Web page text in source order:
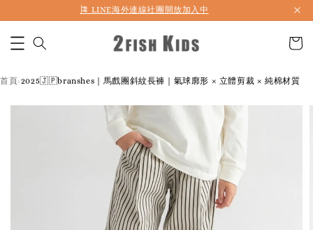
首購折50 ｜ 滿1,500 免運 ｜ 滿2,900 折140 ｜ 3%購物金
🎏 LINE海外連線社團開放加入中
首頁›2025🇯🇵branshes｜馬戲團斜紋長褲｜氣球廓形 × 立體剪裁 × 純棉材質